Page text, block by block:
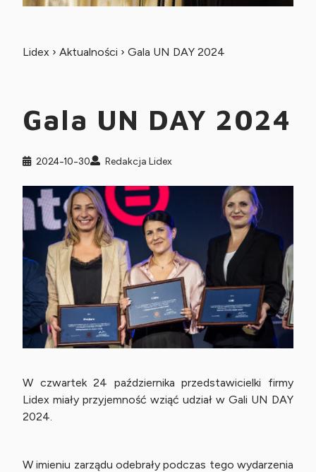
Lidex › Aktualności › Gala UN DAY 2024
Gala UN DAY 2024
2024-10-30 Redakcja Lidex
W czwartek 24 października przedstawicielki firmy
Lidex miały przyjemność wziąć udział w Gali UN DAY
2024.
W imieniu zarządu odebrały podczas tego wydarzenia